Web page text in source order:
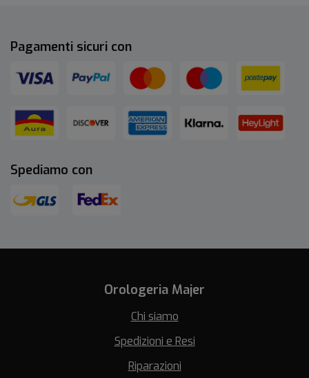
Pagamenti sicuri con
Spediamo con
Orologeria Majer
Chi siamo
Spedizioni e Resi
Riparazioni